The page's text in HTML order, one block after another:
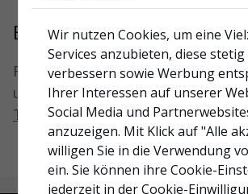
Brauchen Sie noch immer
Für zusätzlichen Produktsupport
uns bitte Ihre Frage über unser
Tech-Support-Formular
Wir nutzen Cookies, um eine
Services anzubieten, diese stetig
verbessern sowie Werbung
Ihrer Interessen auf unserer
Social Media und
anzuzeigen. Mit Klick auf "Alle
willigen Sie in die Verwendung
ein. Sie können ihre Cookie-
jederzeit in der Cookie-